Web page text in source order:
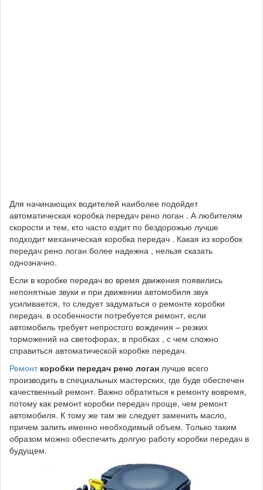
Для начинающих водителей наиболее подойдет
автоматическая коробка передач рено логан . А любителям
скорости и тем, кто часто ездит по бездорожью лучше
подходит механическая коробка передач . Какая из коробок
передач рено логан более надежна , нельзя сказать
однозначно.
Если в коробке передач во время движения появились
непонятные звуки и при движении автомобиля звук
усиливается, то следует задуматься о ремонте коробки
передач. в особенности потребуется ремонт, если
автомобиль требует непростого вождения – резких
торможений на светофорах, в пробках , с чем сложно
справиться автоматической коробке передач.
Ремонт коробки передач рено логан лучше всего
производить в специальных мастерских, где буде обеспечен
качественный ремонт. Важно обратиться к ремонту вовремя,
потому как ремонт коробки передач проще, чем ремонт
автомобиля. К тому же там же следует заменить масло,
причем залить именно необходимый объем. Только таким
образом можно обеспечить долгую работу коробки передач в
будущем.